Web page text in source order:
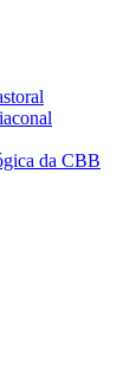
da CBB